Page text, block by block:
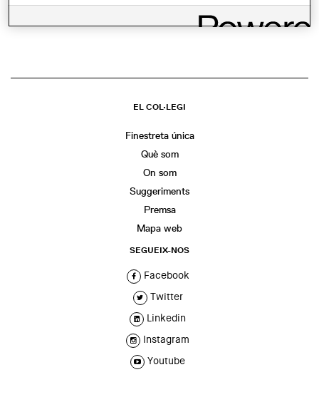
COMPARTIR
EL COL·LEGI
Finestreta única
Què som
On som
Suggeriments
Premsa
Mapa web
SEGUEIX-NOS
Facebook
Twitter
Linkedin
Instagram
Youtube